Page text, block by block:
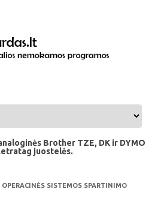
Brother TZE, DK ir DYMO
juostelės.
OPERACINĖS SISTEMOS SPARTINIMO